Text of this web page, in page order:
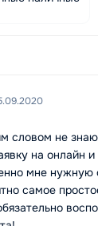
словом не
на онлайн
мне нужную
самое